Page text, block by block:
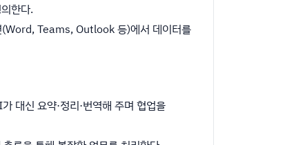
한다.
(Word, Teams, Outlook 등)에서 데이터를
대신 요약·정리·번역해 주며 협업을